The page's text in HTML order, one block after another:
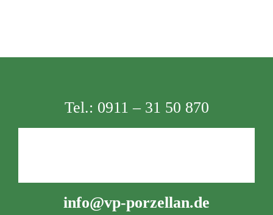
Tel.: 0911 – 31 50 870
info@vp-porzellan.de